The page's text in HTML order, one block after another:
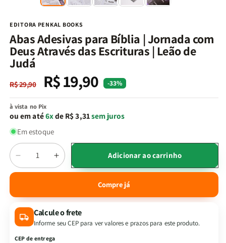
EDITORA PENKAL BOOKS
Abas Adesivas para Bíblia | Jornada com
Deus Através das Escrituras | Leão de
Judá
Preço
normal
R$ 29,90
Preço
promocional
R$ 19,90 -33%
à vista no Pix
ou em até6xde R$ 3,31sem juros
Em estoque
Quantidade
Diminuir
a
Abas
Adesivas
para
Bíblia
Aumentar
a
quantidade
Abas
Adesivas
para
Adicionar ao carrinho
Compre já
Calcule o frete
Informe seu CEP para ver valores e prazos para este produto.
CEP de entrega